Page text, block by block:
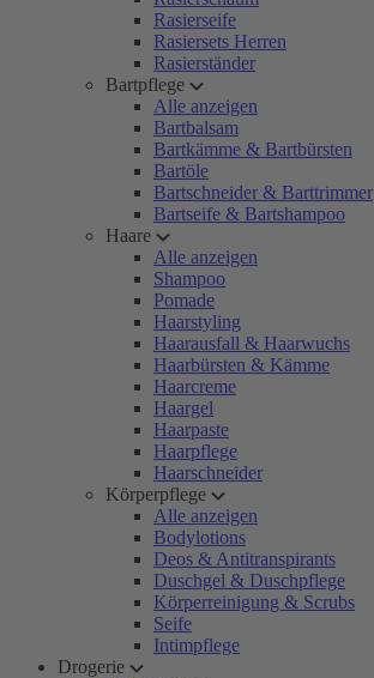
Rasierseife
Rasiersets Herren
Rasierständer
Bartpflege
Alle anzeigen
Bartbalsam
Bartkämme & Bartbürsten
Bartöle
Bartschneider & Barttrimmer
Bartseife & Bartshampoo
Haare
Alle anzeigen
Shampoo
Pomade
Haarstyling
Haarausfall & Haarwuchs
Haarbürsten & Kämme
Haarcreme
Haargel
Haarpaste
Haarpflege
Haarschneider
Körperpflege
Alle anzeigen
Bodylotions
Deos & Antitranspirants
Duschgel & Duschpflege
Körperreinigung & Scrubs
Seife
Intimpflege
Drogerie